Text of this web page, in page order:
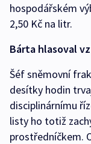
hospodářském
2,50 Kč na litr.
Bárta hlasoval
Šéf sněmovní
desítky hodin
disciplinárnímu
listy ho totiž
prostředníčkem.